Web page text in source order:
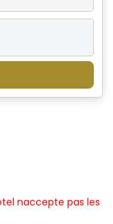
naccepte pas les